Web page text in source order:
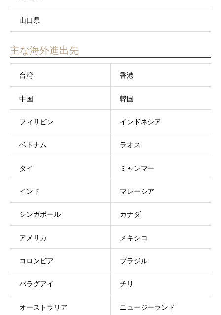
山口県
主な海外進出先
台湾 香港
中国 韓国
フィリピン インドネシア
ベトナム ラオス
タイ ミャンマー
インド マレーシア
シンガポール カナダ
アメリカ メキシコ
コロンビア ブラジル
パラグアイ チリ
オーストラリア ニュージーランド